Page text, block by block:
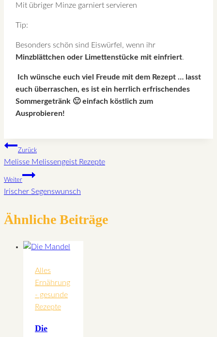
Mit übriger Minze garniert servieren
Tip:
Besonders schön sind Eiswürfel, wenn ihr
Minzblättchen oder Limettenstücke mit einfriert.
Ich wünsche euch viel Freude mit dem Rezept … lasst
euch überraschen, es ist ein herrlich erfrischendes
Sommergetränk 🙂einfach köstlich zum
Ausprobieren!
Beitragsnavigation
Zurück
Melisse Melissengeist Rezepte
Weiter
Irischer Segenswunsch
Ähnliche Beiträge
Alles
Ernährung
- gesunde
Rezepte
Die